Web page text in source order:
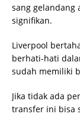
sang gelandang
signifikan.
Liverpool
berhati-hati
sudah memiliki
Jika tidak ada
transfer ini bisa